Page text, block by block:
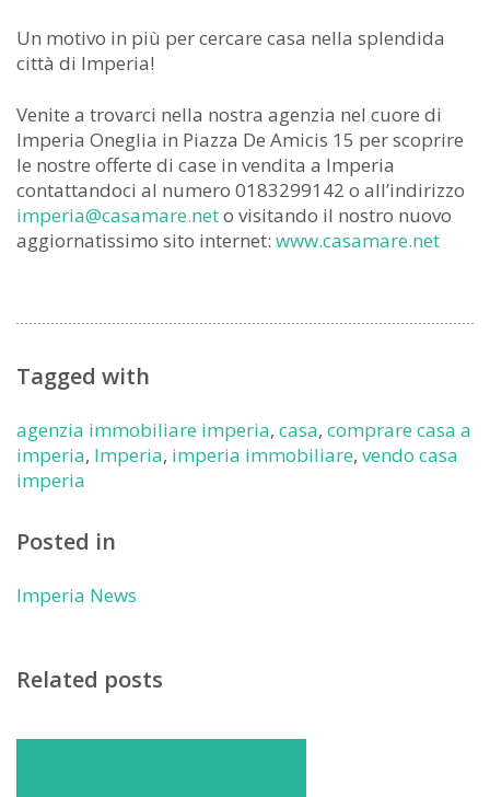
Un motivo in più per cercare casa nella splendida
città di Imperia!
Venite a trovarci nella nostra agenzia nel cuore di
Imperia Oneglia in Piazza De Amicis 15 per scoprire
le nostre offerte di case in vendita a Imperia
contattandoci al numero 0183299142 o all’indirizzo
imperia@casamare.neto visitando il nostro nuovo
aggiornatissimo sito internet: www.casamare.net
Tagged with
agenzia immobiliare imperia, casa, comprare casa a
imperia, Imperia, imperia immobiliare, vendo casa
imperia
Posted in
Imperia News
Related posts